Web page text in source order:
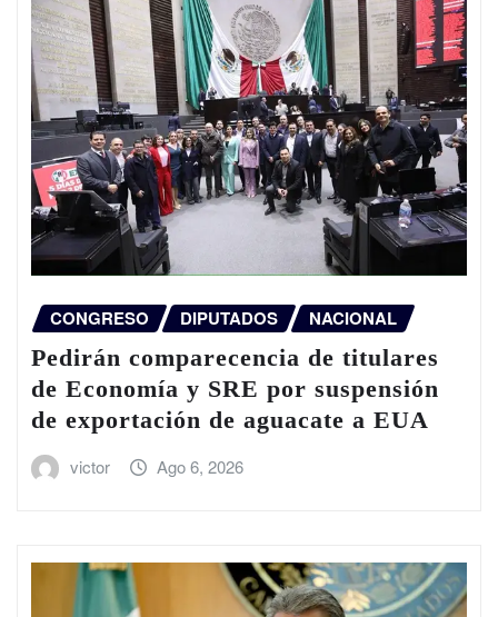
CONGRESO DIPUTADOS NACIONAL
Pedirán comparecencia de titulares
de Economía y SRE por suspensión
de exportación de aguacate a EUA
victor Ago 6, 2026